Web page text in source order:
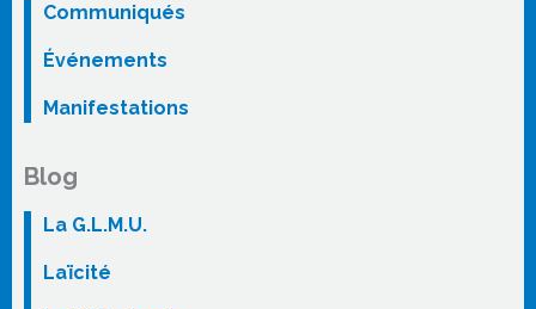
Communiqués
Événements
Manifestations
Blog
La G.L.M.U.
Laïcité